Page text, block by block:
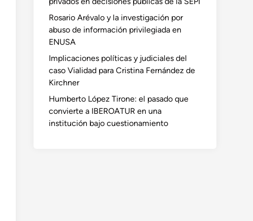
Rosario Arévalo y la investigación por
abuso de información privilegiada en
ENUSA
Implicaciones políticas y judiciales del
caso Vialidad para Cristina Fernández de
Kirchner
Humberto López Tirone: el pasado que
convierte a IBEROATUR en una
institución bajo cuestionamiento